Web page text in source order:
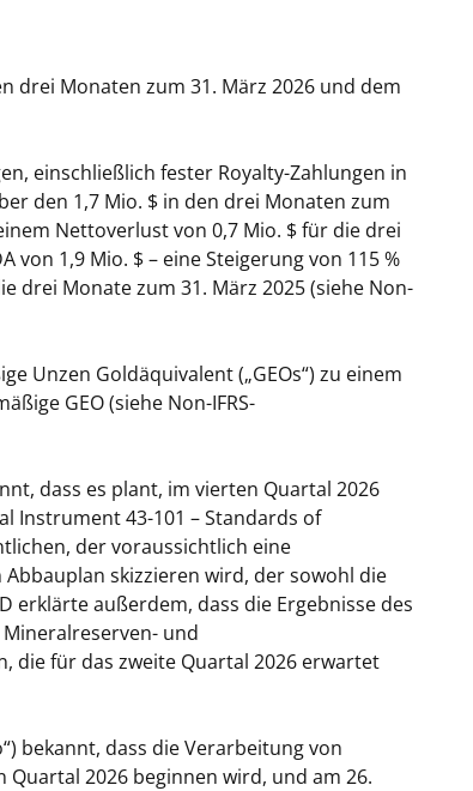
drei Monaten zum 31. März 2026 und dem
einschließlich fester Royalty-Zahlungen in
den 1,7 Mio. $ in den drei Monaten zum
Nettoverlust von 0,7 Mio. $ für die drei
von 1,9 Mio. $ – eine Steigerung von 115 %
drei Monate zum 31. März 2025 (siehe Non-
Unzen Goldäquivalent („GEOs“) zu einem
GEO (siehe Non-IFRS-
dass es plant, im vierten Quartal 2026
Instrument 43-101 – Standards of
der voraussichtlich eine
skizzieren wird, der sowohl die
erklärte außerdem, dass die Ergebnisse des
und
die für das zweite Quartal 2026 erwartet
bekannt, dass die Verarbeitung von
Quartal 2026 beginnen wird, und am 26.